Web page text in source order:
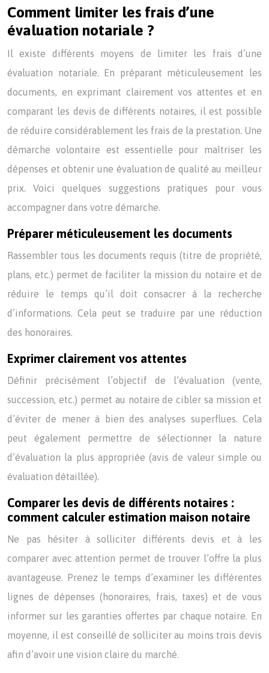
Comment limiter les frais d’une
évaluation notariale ?
Il existe différents moyens de limiter les frais d’une
évaluation notariale. En préparant méticuleusement les
documents, en exprimant clairement vos attentes et en
comparant les devis de différents notaires, il est possible
de réduire considérablement les frais de la prestation. Une
démarche volontaire est essentielle pour maîtriser les
dépenses et obtenir une évaluation de qualité au meilleur
prix. Voici quelques suggestions pratiques pour vous
accompagner dans votre démarche.
Préparer méticuleusement les documents
Rassembler tous les documents requis (titre de propriété,
plans, etc.) permet de faciliter la mission du notaire et de
réduire le temps qu’il doit consacrer à la recherche
d’informations. Cela peut se traduire par une réduction
des honoraires.
Exprimer clairement vos attentes
Définir précisément l’objectif de l’évaluation (vente,
succession, etc.) permet au notaire de cibler sa mission et
d’éviter de mener à bien des analyses superflues. Cela
peut également permettre de sélectionner la nature
d’évaluation la plus appropriée (avis de valeur simple ou
évaluation détaillée).
Comparer les devis de différents notaires :
comment calculer estimation maison notaire
Ne pas hésiter à solliciter différents devis et à les
comparer avec attention permet de trouver l’offre la plus
avantageuse. Prenez le temps d’examiner les différentes
lignes de dépenses (honoraires, frais, taxes) et de vous
informer sur les garanties offertes par chaque notaire. En
moyenne, il est conseillé de solliciter au moins trois devis
afin d’avoir une vision claire du marché.